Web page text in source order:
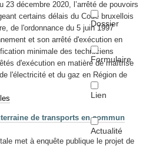
Dossier
Formulaire
Lien
Actualité
23 décembre 2020, l’arrêté de pouvoirs
certains délais du Code bruxellois
de l'ordonnance du 5 juin 1997
et son arrêté d'exécution en
minimale des techniciens
d'exécution en matière de maîtrise
l'électricité et du gaz en Région de
de transports en commun
met à enquête publique le projet de